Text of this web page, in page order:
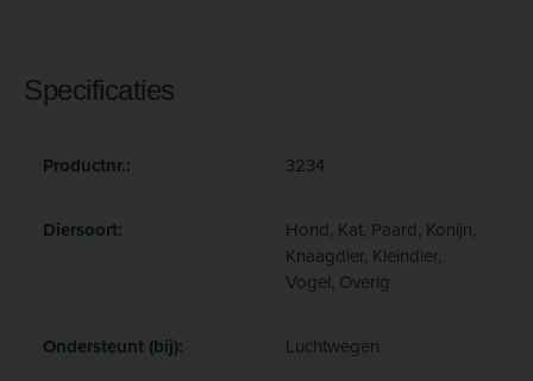
Specificaties
Productnr.: 3234
Diersoort:
Hond, Kat, Paard, Konijn,
Knaagdier, Kleindier,
Vogel, Overig
Ondersteunt (bij): Luchtwegen